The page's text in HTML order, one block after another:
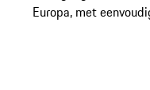
Europa, met